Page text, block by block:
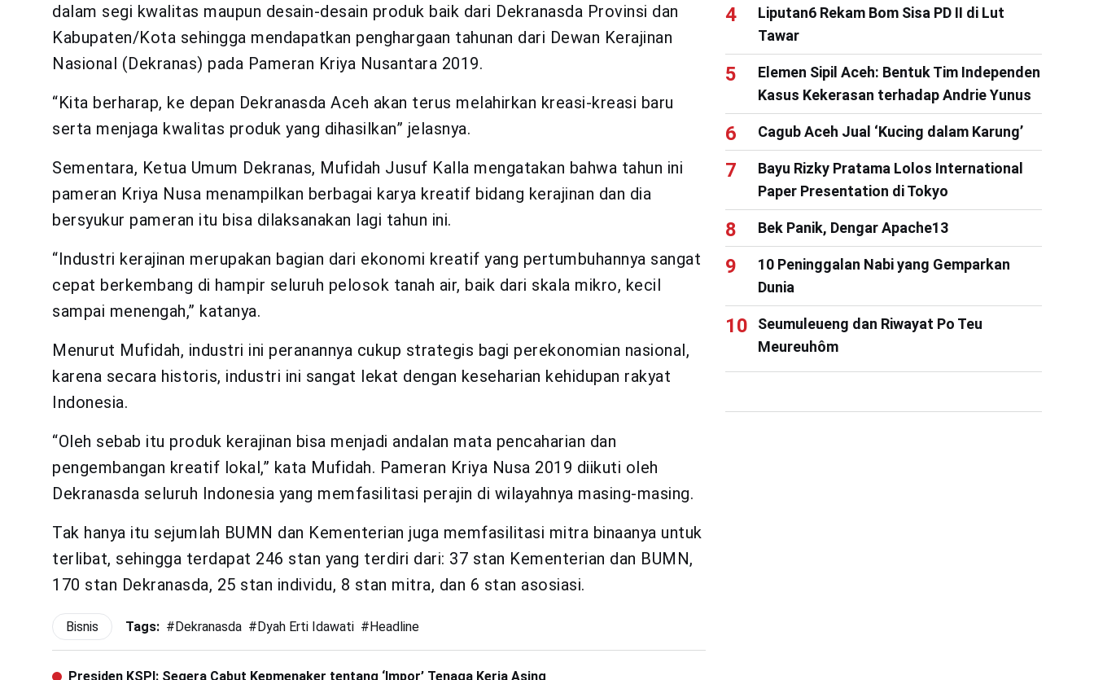
dalam segi kwalitas maupun desain-desain produk baik dari Dekranasda Provinsi dan
Kabupaten/Kota sehingga mendapatkan penghargaan tahunan dari Dewan Kerajinan
Nasional (Dekranas) pada Pameran Kriya Nusantara 2019.
“Kita berharap, ke depan Dekranasda Aceh akan terus melahirkan kreasi-kreasi baru
serta menjaga kwalitas produk yang dihasilkan” jelasnya.
Sementara, Ketua Umum Dekranas, Mufidah Jusuf Kalla mengatakan bahwa tahun ini
pameran Kriya Nusa menampilkan berbagai karya kreatif bidang kerajinan dan dia
bersyukur pameran itu bisa dilaksanakan lagi tahun ini.
“Industri kerajinan merupakan bagian dari ekonomi kreatif yang pertumbuhannya sangat
cepat berkembang di hampir seluruh pelosok tanah air, baik dari skala mikro, kecil
sampai menengah,” katanya.
Menurut Mufidah, industri ini peranannya cukup strategis bagi perekonomian nasional,
karena secara historis, industri ini sangat lekat dengan keseharian kehidupan rakyat
Indonesia.
“Oleh sebab itu produk kerajinan bisa menjadi andalan mata pencaharian dan
pengembangan kreatif lokal,” kata Mufidah. Pameran Kriya Nusa 2019 diikuti oleh
Dekranasda seluruh Indonesia yang memfasilitasi perajin di wilayahnya masing-masing.
Tak hanya itu sejumlah BUMN dan Kementerian juga memfasilitasi mitra binaanya untuk
terlibat, sehingga terdapat 246 stan yang terdiri dari: 37 stan Kementerian dan BUMN,
170 stan Dekranasda, 25 stan individu, 8 stan mitra, dan 6 stan asosiasi.
Bisnis Tags: #Dekranasda #Dyah Erti Idawati #Headline
Presiden KSPI: Segera Cabut Kepmenaker tentang ‘Impor’ Tenaga Kerja Asing
Liputan6 Rekam Bom Sisa PD II di Lut
Tawar
Elemen Sipil Aceh: Bentuk Tim Independen
Kasus Kekerasan terhadap Andrie Yunus
Cagub Aceh Jual ‘Kucing dalam Karung’
Bayu Rizky Pratama Lolos International
Paper Presentation di Tokyo
Bek Panik, Dengar Apache13
10 Peninggalan Nabi yang Gemparkan
Dunia
Seumuleueng dan Riwayat Po Teu
Meureuhôm